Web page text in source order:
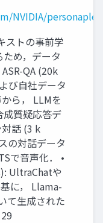
NVIDIA/personaplex
ストの事前学
め，データ
QA (20k
び自社データ
ら， LLMを
質疑応答デ
話 (3 k
の対話データ
で音声化． •
UltraChatや
に， Llama-
て生成された